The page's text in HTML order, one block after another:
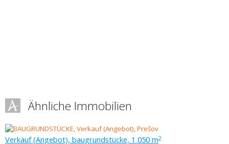
Ähnliche Immobilien
Verkauf (Angebot), baugrundstücke, 1 050 m2